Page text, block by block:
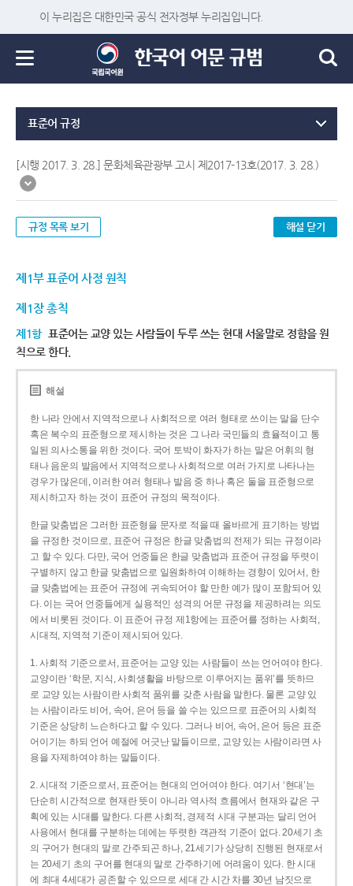
이 누리집은 대한민국 공식 전자정부 누리집입니다.
표준어 규정
[시행 2017. 3. 28.] 문화체육관광부 고시 제2017-13호(2017. 3. 28.)
규정 목록 보기 해설 닫기
제1부 표준어 사정 원칙
제1장 총칙
제1항 표준어는 교양 있는 사람들이 두루 쓰는 현대 서울말로 정함을 원
칙으로 한다.
해설
한 나라 안에서 지역적으로나 사회적으로 여러 형태로 쓰이는 말을 단수
혹은 복수의 표준형으로 제시하는 것은 그 나라 국민들의 효율적이고 통
일된 의사소통을 위한 것이다. 국어 토박이 화자가 하는 말은 어휘의 형
태나 음운의 발음에서 지역적으로나 사회적으로 여러 가지로 나타나는
경우가 많은데, 이러한 여러 형태나 발음 중 하나 혹은 둘을 표준형으로
제시하고자 하는 것이 표준어 규정의 목적이다.
한글 맞춤법은 그러한 표준형을 문자로 적을 때 올바르게 표기하는 방법
을 규정한 것이므로, 표준어 규정은 한글 맞춤법의 전제가 되는 규정이라
고 할 수 있다. 다만, 국어 언중들은 한글 맞춤법과 표준어 규정을 뚜렷이
구별하지 않고 한글 맞춤법으로 일원화하여 이해하는 경향이 있어서, 한
글 맞춤법에는 표준어 규정에 귀속되어야 할 만한 예가 많이 포함되어 있
다. 이는 국어 언중들에게 실용적인 성격의 어문 규정을 제공하려는 의도
에서 비롯된 것이다. 이 표준어 규정 제1항에는 표준어를 정하는 사회적,
시대적, 지역적 기준이 제시되어 있다.
1. 사회적 기준으로서, 표준어는 교양 있는 사람들이 쓰는 언어여야 한다.
교양이란 ‘학문, 지식, 사회생활을 바탕으로 이루어지는 품위’를 뜻하므
로 교양 있는 사람이란 사회적 품위를 갖춘 사람을 말한다. 물론 교양 있
는 사람이라도 비어, 속어, 은어 등을 쓸 수는 있으므로 표준어의 사회적
기준은 상당히 느슨하다고 할 수 있다. 그러나 비어, 속어, 은어 등은 표준
어이기는 하되 언어 예절에 어긋난 말들이므로, 교양 있는 사람이라면 사
용을 자제하여야 하는 말들이다.
2. 시대적 기준으로서, 표준어는 현대의 언어여야 한다. 여기서 ‘현대’는
단순히 시간적으로 현재란 뜻이 아니라 역사적 흐름에서 현재와 같은 구
획에 있는 시대를 말한다. 다른 사회적, 경제적 시대 구분과는 달리 언어
사용에서 현대를 구분하는 데에는 뚜렷한 객관적 기준이 없다. 20세기 초
의 구어가 현대의 말로 간주되곤 하나, 21세기가 상당히 진행된 현재로서
는 20세기 초의 구어를 현대의 말로 간주하기에 어려움이 있다. 한 시대
에 최대 4세대가 공존할 수 있으므로 세대 간 시간 차를 30년 남짓으로